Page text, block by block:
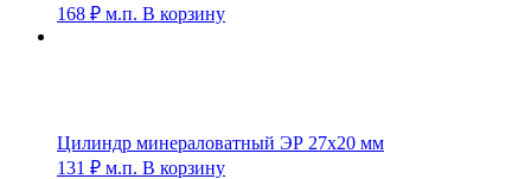
168 ₽ м.п. В корзину
Цилиндр минераловатный ЭР 27х20 мм
131 ₽ м.п. В корзину